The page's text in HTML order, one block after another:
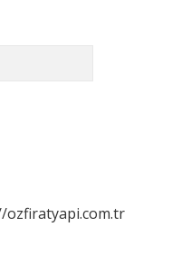
ozfiratyapi.com.tr